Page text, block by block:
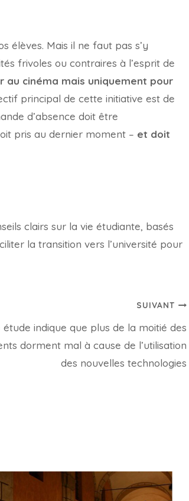
élèves. Mais il ne faut pas s’y
frivoles ou contraires à l’esprit de
au cinéma mais uniquement pour
principal de cette initiative est de
d’absence doit être
pris au dernier moment – et doit
clairs sur la vie étudiante, basés
la transition vers l’université pour
SUIVANT
étude indique que plus de la moitié des
dorment mal à cause de l’utilisation
des nouvelles technologies